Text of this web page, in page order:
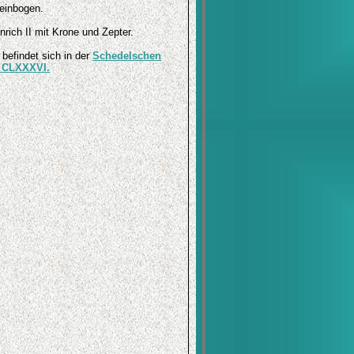
II mit Krone und Zepter.
befindet sich in derSchedelschen